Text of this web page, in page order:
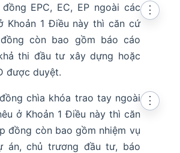
EPC, EC, EP ngoài các
Khoản 1 Điều này thì căn cứ
còn bao gồm báo cáo
thi đầu tư xây dựng hoặc
được duyệt.
⋮
chìa khóa trao tay ngoài
ở Khoản 1 Điều này thì căn
đồng còn bao gồm nhiệm vụ
án, chủ trương đầu tư, báo
⋮